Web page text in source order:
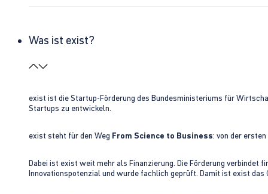
Was ist exist?
exist ist die Startup-Förderung des Bundesministeriums für
Startups zu entwickeln.
exist steht für den Weg From Science to Business: von der
Dabei ist exist weit mehr als Finanzierung. Die Förderung verbindet
Innovationspotenzial und wurde fachlich geprüft. Damit ist exist